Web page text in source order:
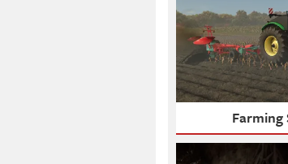
Farming